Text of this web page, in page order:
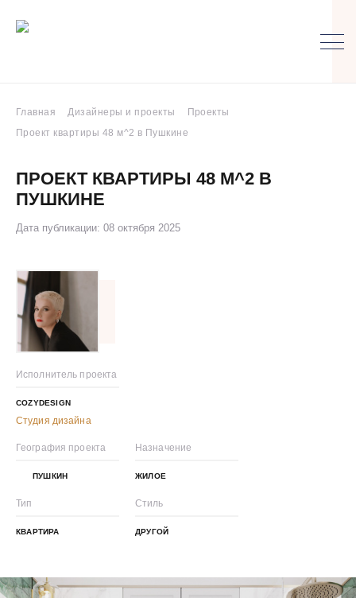
Главная Дизайнеры и проекты
Проекты
Проект квартиры 48 м^2 в Пушкине
ПРОЕКТ КВАРТИРЫ 48 М^2 В
ПУШКИНЕ
Дата публикации: 08 октября 2025
Исполнитель проекта
COZYDESIGN
Студия дизайна
География проекта
ПУШКИН
Назначение
ЖИЛОЕ
Тип
КВАРТИРА
Стиль
ДРУГОЙ